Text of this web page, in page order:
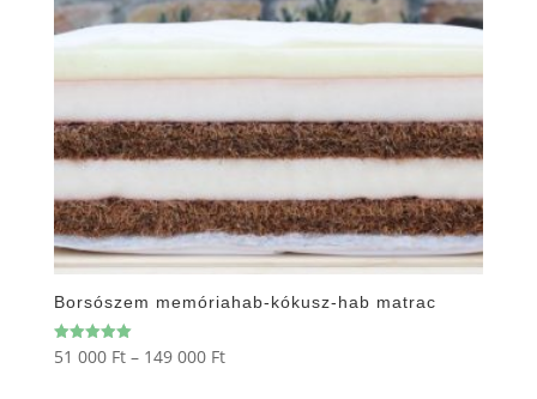
000 Ft
Borsószem memóriahab-kókusz-hab matrac
Értékelés:
5.00
51 000 Ft – 149 000 FtÁrtartomány: